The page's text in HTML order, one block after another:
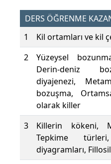
DERS ÖĞRENME
1
Kil ortamları ve kil
2
Yüzeysel
Derin-deniz
diyajenezi,
bozuşma,
olarak killer
3
Killerin kökeni,
Tepkime
diyagramları,